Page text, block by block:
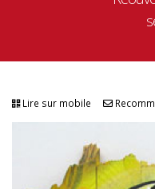
Lire sur mobile